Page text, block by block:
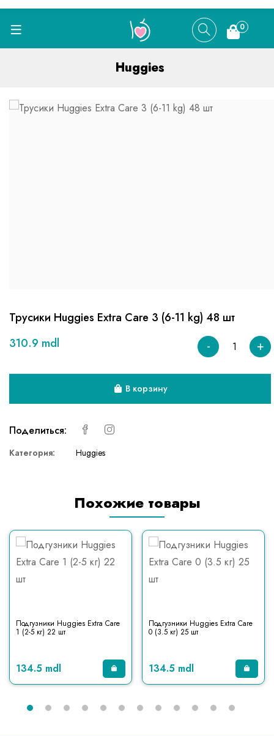
0
Huggies
Трусики Huggies Extra Care 3 (6-11 kg) 48 шт
310.9 mdl
- +
В корзину
Поделиться:
Категория: Huggies
Похожие товары
Подгузники Huggies Extra Care
1 (2-5 кг) 22 шт
134.5 mdl
Подгузники Huggies Extra Care
0 (3.5 кг) 25 шт
134.5 mdl